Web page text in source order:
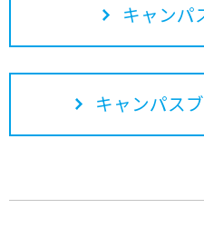
キャンパ
キャンパス